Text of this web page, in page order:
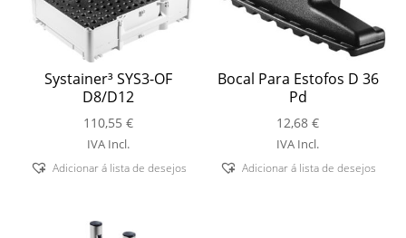
Systainer³ SYS3-OF
D8/D12
110,55 €
IVA Incl.
Adicionar á lista de desejos
Bocal Para Estofos D 36
Pd
12,68€
IVA Incl.
Adicionar á lista de desejos